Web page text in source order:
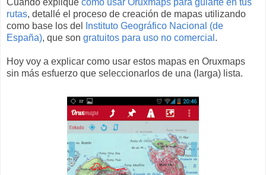
Cuando expliqué como usar Oruxmaps para guiarte en tus
rutas, detallé el proceso de creación de mapas utilizando
como base los del
Instituto Geográfico Nacional (de
España), que son gratuitos para uso no comercial .
Hoy voy a explicar como usar estos mapas en Oruxmaps
sin más esfuerzo que seleccionarlos de una (larga) lista.